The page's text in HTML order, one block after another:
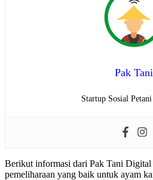
Pak Tani
Startup Sosial
Berikut informasi dari Pak Tani Digital
pemeliharaan yang baik untuk ayam